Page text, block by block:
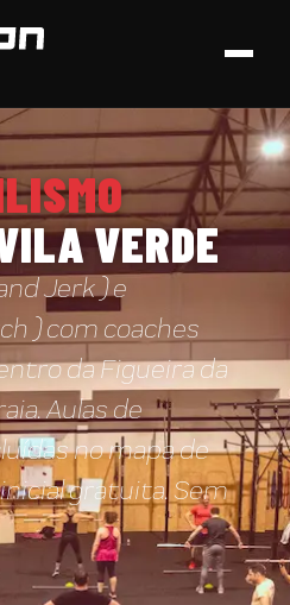
VERDE
Jerk ) e
) com coaches
da Figueira da
Aulas de
no mapa de
gratuita. Sem